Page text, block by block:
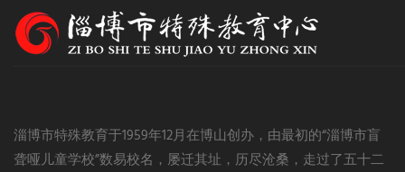
淄博市特殊教育于1959年12月在博山创办，由最初的“淄博市盲
聋哑儿童学校”数易校名，屡迁其址，历尽沧桑，走过了五十二